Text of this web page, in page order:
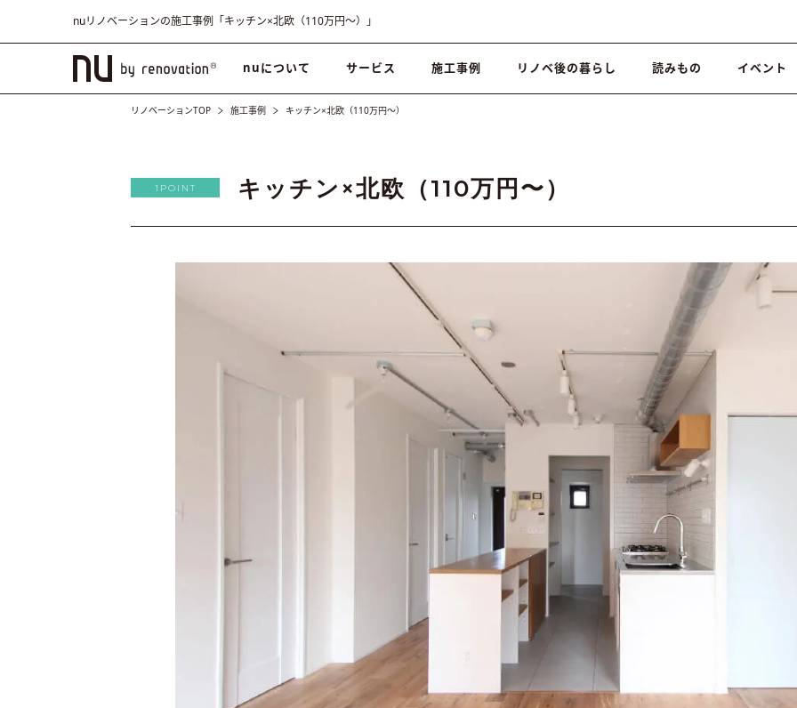
nuリノベーションの施工事例「キッチン×北欧（110万円〜）」
nuについて サービス 施工事例 リノベ後の暮らし 読みもの イベント
リノベーションTOP 施工事例 キッチン×北欧（110万円〜）
1POINT キッチン×北欧（110万円〜）